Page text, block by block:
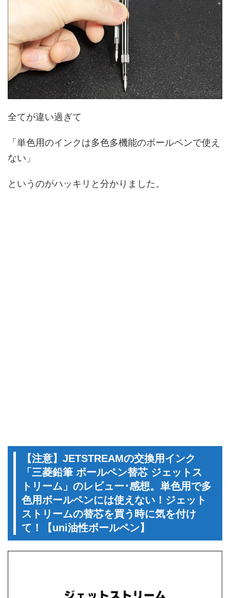
全てが違い過ぎて
「単色用のインクは多色多機能のボールペンで使え
ない」
というのがハッキリと分かりました。
【注意】JETSTREAMの交換用インク
「三菱鉛筆 ボールペン替芯 ジェットス
トリーム」のレビュー･感想。単色用で多
色用ボールペンには使えない！ジェット
ストリームの替芯を買う時に気を付け
て！【uni油性ボールペン】